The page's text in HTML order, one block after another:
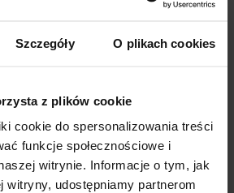
Szczegóły O plikach cookies
z plików cookie
cookie do spersonalizowania treści
funkcje społecznościowe i
witrynie. Informacje o tym, jak
witryny, udostępniamy partnerom
KBC
powiat
KNS
KBR Nowy Targ
KCH Olkusz